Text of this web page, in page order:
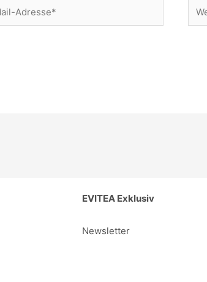
EVITEA Exklusiv
Newsletter